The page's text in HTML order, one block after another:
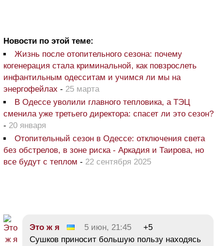
Новости по этой теме:
Жизнь после отопительного сезона: почему
когенерация стала криминальной, как повзрослеть
инфантильным одесситам и учимся ли мы на
энергофейлах - 25 марта
В Одессе уволили главного тепловика, а ТЭЦ
сменила уже третьего директора: спасет ли это сезон?
- 20 января
Отопительный сезон в Одессе: отключения света
без обстрелов, в зоне риска - Аркадия и Таирова, но
все будут с теплом - 22 сентября 2025
Это ж я 5 июн, 21:45
+5
Сушков приносит большую пользу находясь